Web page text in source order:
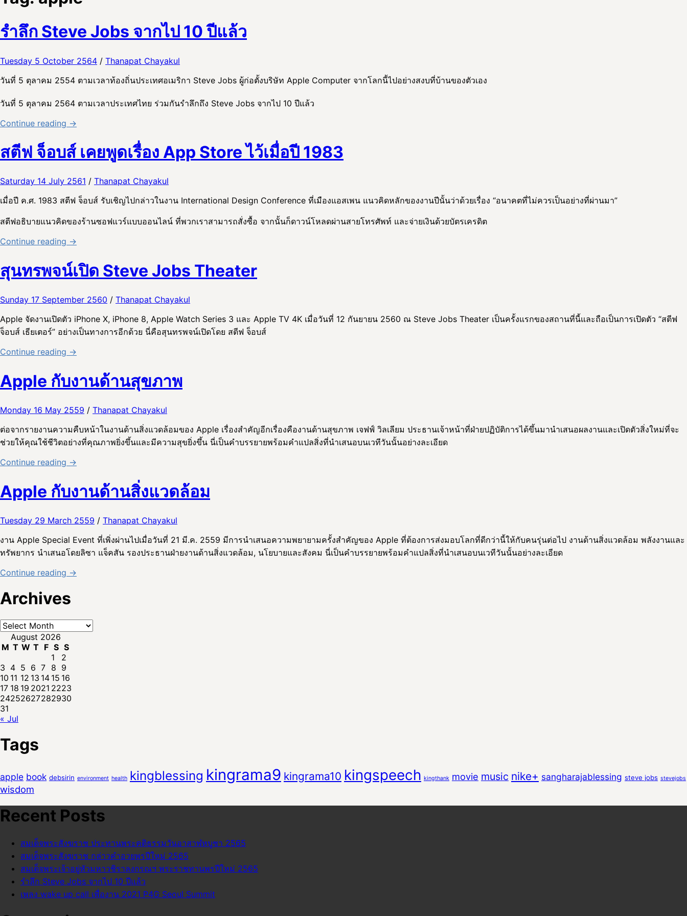
รำลึก Steve Jobs จากไป 10 ปีแล้ว
Tuesday 5 October 2564 / Thanapat Chayakul
วันที่ 5 ตุลาคม 2554 ตามเวลาท้องถิ่นประเทศอเมริกา Steve Jobs ผู้ก่อตั้งบริษัท Apple Computer จากโลกนี้ไปอย่างสงบที่บ้านของตัวเอง
วันที่ 5 ตุลาคม 2564 ตามเวลาประเทศไทย ร่วมกันรำลึกถึง Steve Jobs จากไป 10 ปีแล้ว
Continue reading →
สตีฟ จ็อบส์ เคยพูดเรื่อง App Store ไว้เมื่อปี 1983
Saturday 14 July 2561 / Thanapat Chayakul
เมื่อปี ค.ศ. 1983 สตีฟ จ็อบส์ รับเชิญไปกล่าวในงาน International Design Conference ที่เมืองแอสเพน แนวคิดหลักของงานปีนั้นว่าด้วยเรื่อง “อนาคตที่ไม่ควรเป็นอย่างที่ผ่านมา”
สตีฟอธิบายแนวคิดของร้านซอฟแวร์แบบออนไลน์ ที่พวกเราสามารถสั่งซื้อ จากนั้นก็ดาวน์โหลดผ่านสายโทรศัพท์ และจ่ายเงินด้วยบัตรเครดิต
Continue reading →
สุนทรพจน์เปิด Steve Jobs Theater
Sunday 17 September 2560 / Thanapat Chayakul
Apple จัดงานเปิดตัว iPhone X, iPhone 8, Apple Watch Series 3 และ Apple TV 4K เมื่อวันที่ 12 กันยายน 2560 ณ Steve Jobs Theater เป็นครั้งแรกของสถานที่นี้และถือเป็นการเปิดตัว “สตีฟ
จ็อบส์ เธียเตอร์” อย่างเป็นทางการอีกด้วย นี่คือสุนทรพจน์เปิดโดย สตีฟ จ็อบส์
Continue reading →
Apple กับงานด้านสุขภาพ
Monday 16 May 2559 / Thanapat Chayakul
ต่อจากรายงานความคืบหน้าในงานด้านสิ่งแวดล้อมของ Apple เรื่องสำคัญอีกเรื่องคืองานด้านสุขภาพ เจฟฟ์ วิลเลียม ประธานเจ้าหน้าที่ฝ่ายปฏิบัติการได้ขึ้นมานำเสนอผลงานและเปิดตัวสิ่งใหม่ที่จะ
ช่วยให้คุณใช้ชีวิตอย่างที่คุณภาพยิ่งขึ้นและมีความสุขยิ่งขึ้น นี่เป็นคำบรรยายพร้อมคำแปลสิ่งที่นำเสนอบนเวทีวันนั้นอย่างละเอียด
Continue reading →
Apple กับงานด้านสิ่งแวดล้อม
Tuesday 29 March 2559 / Thanapat Chayakul
งาน Apple Special Event ที่เพิ่งผ่านไปเมื่อวันที่ 21 มี.ค. 2559 มีการนำเสนอความพยายามครั้งสำคัญของ Apple ที่ต้องการส่งมอบโลกที่ดีกว่านี้ให้กับคนรุ่นต่อไป งานด้านสิ่งแวดล้อม พลังงานและ
ทรัพยากร นำเสนอโดยลิซา แจ็คสัน รองประธานฝ่ายงานด้านสิ่งแวดล้อม, นโยบายและสังคม นี่เป็นคำบรรยายพร้อมคำแปลสิ่งที่นำเสนอบนเวทีวันนั้นอย่างละเอียด
Continue reading →
Archives
Archives
August 2026
M T W T F S S
1
2
3 4 5 6 7 8 9
10 11 12 13 14 15 16
17 18 19 2021 2223
24252627282930
31
« Jul
Tags
apple book debsirin environment health kingblessing kingrama9 kingrama10 kingspeech kingthank movie music nike+ sangharajablessing steve jobs stevejobs
wisdom
Recent Posts
สมเด็จพระสังฆราช ประทานพระคติธรรมวันอาสาฬหบูชา 2565
สมเด็จพระสังฆราช กล่าวคำอวยพรปีใหม่ 2565
สมเด็จพระเจ้าอยู่หัวมหาวชิราลงกรณฯ พระราชทานพรปีใหม่ 2565
รำลึก Steve Jobs จากไป 10 ปีแล้ว
เพลง wake up call เพื่องาน 2021 P4G Seoul Summit